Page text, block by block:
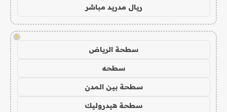
ريال مدريد مباشر
!
سطحة الرياض
سطحه
سطحة بين المدن
سطحة هيدروليك